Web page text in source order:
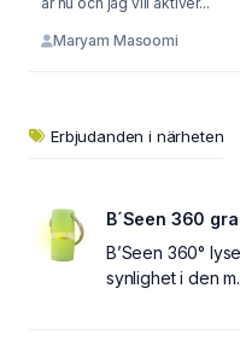
Maryam Masoomi
Erbjudanden i närheten
B´Seen 360
B’Seen 360°
synlighet i den